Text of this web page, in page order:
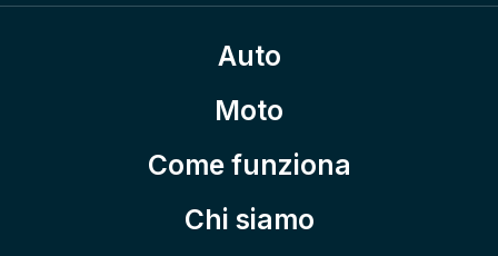
Auto
Moto
Come funziona
Chi siamo